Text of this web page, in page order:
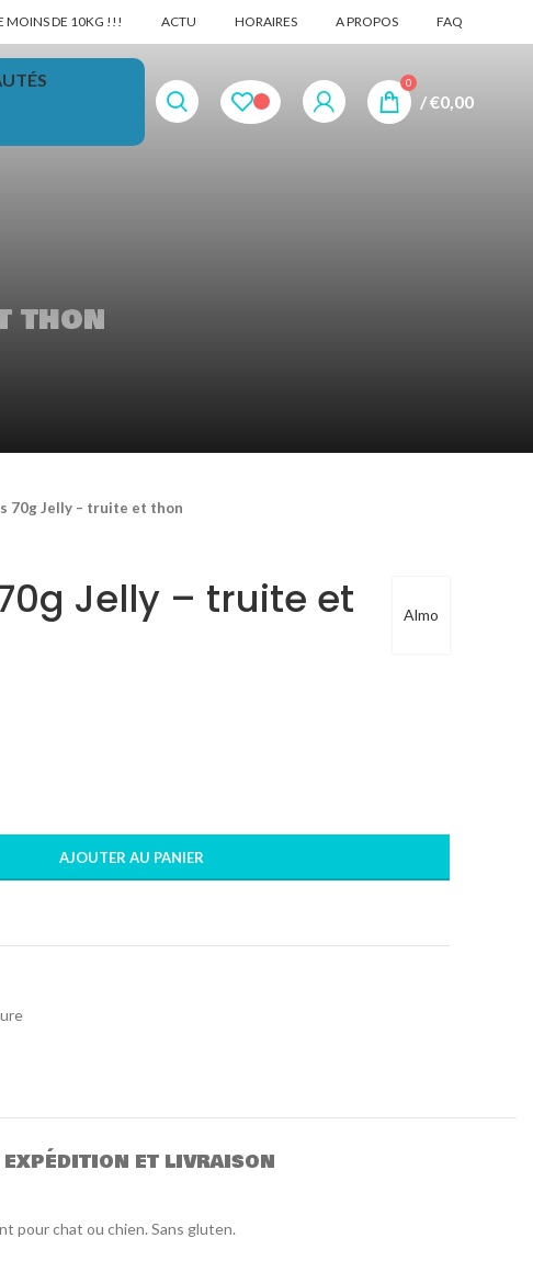
MOINS DE 10KG !!! ACTU HORAIRES A PROPOS FAQ
0
/€0,00
thon
70g Jelly – truite et thon
Almo
Jelly – truite et
AJOUTER AU PANIER
EXPÉDITION ET LIVRAISON
pour chat ou chien. Sans gluten.